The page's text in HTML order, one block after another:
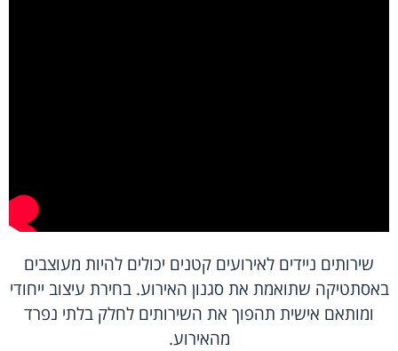
שירותים ניידים לאירועים קטנים יכולים להיות מעוצבים
באסתטיקה שתואמת את סגנון האירוע. בחירת עיצוב ייחודי
ומותאם אישית תהפוך את השירותים לחלק בלתי נפרד
מהאירוע.